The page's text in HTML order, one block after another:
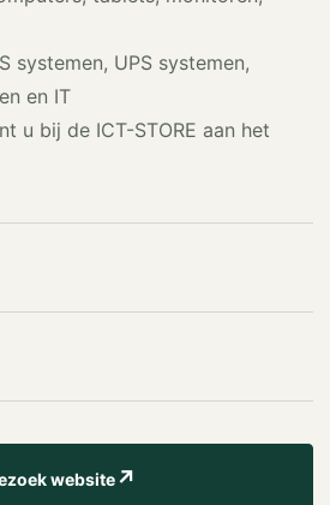
systemen, UPS systemen,
en IT
u bij de ICT-STORE aan het
website↗